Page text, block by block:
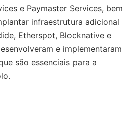
e Paymaster Services, bem
infraestrutura adicional
Etherspot, Blocknative e
e implementaram
são essenciais para a